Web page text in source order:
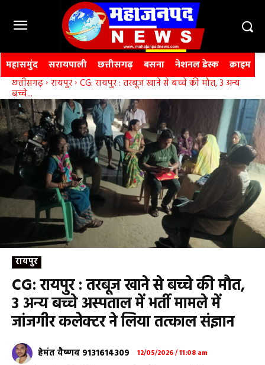
महासमुंद सरायपाली छत्तीसगढ़ बसना नेशनल डेस्क क्राइम
छत्तीसगढ़ रायपुर CG: रायपुर : तरबूज खाने से बच्चे की मौत, 3 अन्य
बच्चे...
रायपुर
CG: रायपुर : तरबूज खाने से बच्चे की मौत,
3 अन्य बच्चे अस्पताल में भर्ती मामले में
जांजगीर कलेक्टर ने लिया तत्काल संज्ञान
हेमंत वैष्णव 9131614309 12/05/2026 / 11:08 am